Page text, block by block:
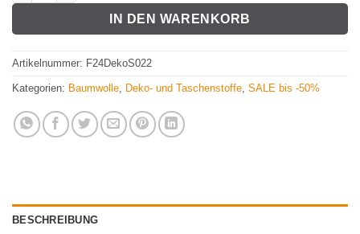
IN DEN WARENKORB
Artikelnummer: F24DekoS022
Kategorien: Baumwolle, Deko- und Taschenstoffe, SALE bis -50%
BESCHREIBUNG